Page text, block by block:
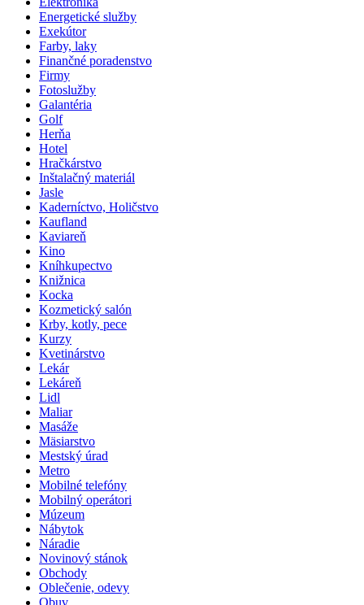
Energetické služby
Exekútor
Farby, laky
Finančné poradenstvo
Firmy
Fotoslužby
Galantéria
Golf
Herňa
Hotel
Hračkárstvo
Inštalačný materiál
Jasle
Kaderníctvo, Holičstvo
Kaufland
Kaviareň
Kino
Kníhkupectvo
Knižnica
Kocka
Kozmetický salón
Krby, kotly, pece
Kurzy
Kvetinárstvo
Lekár
Lekáreň
Lidl
Maliar
Masáže
Mäsiarstvo
Mestský úrad
Metro
Mobilné telefóny
Mobilný operátori
Múzeum
Nábytok
Náradie
Novinový stánok
Obchody
Oblečenie, odevy
Obuv